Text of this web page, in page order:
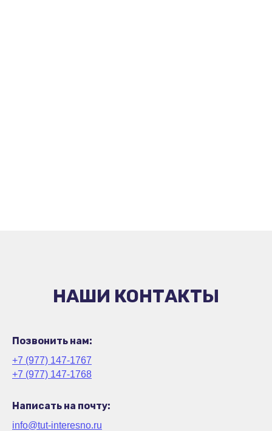
НАШИ КОНТАКТЫ
Позвонить нам:
+7 (977) 147-1767
+7 (977) 147-1768
Написать на почту:
info@tut-interesno.ru